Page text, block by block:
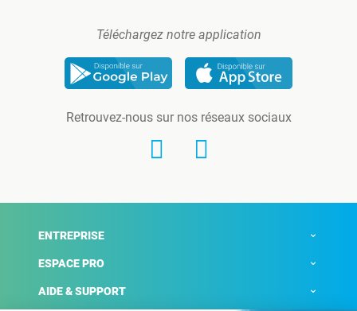
Téléchargez notre application
Retrouvez-nous sur nos réseaux sociaux
ENTREPRISE
ESPACE PRO
AIDE & SUPPORT